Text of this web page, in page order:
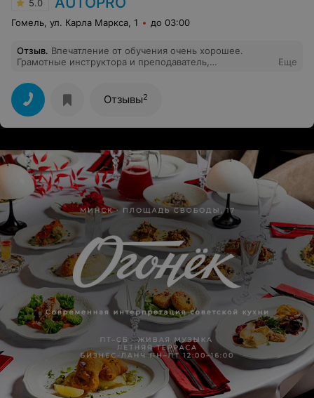
5.0
Гомель, ул. Карла Маркса, 1 до 03:00
Отзыв. Впечатление от обучения очень хорошее.
Грамотные инструктора и преподаватель,
простаивает. Как бонус знание особенностей пдд
Европы и режима труда и отдыха. Всем рекомендую
Еще
Отзывы2